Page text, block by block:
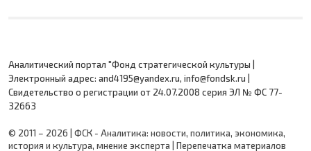
Аналитический портал "Фонд стратегической культуры |
Электронный адрес: and4195@yandex.ru, info@fondsk.ru |
Cвидетельство о регистрации от 24.07.2008 серия ЭЛ № ФС 77-
32663
© 2011 – 2026 | ФСК - Аналитика: новости, политика, экономика,
история и культура, мнение эксперта | Перепечатка материалов